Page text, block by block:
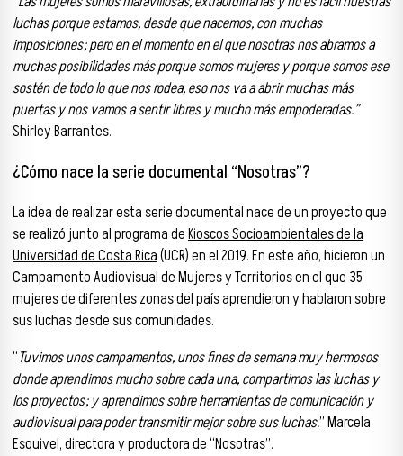
luchas porque estamos, desde que nacemos, con muchas
imposiciones; pero en el momento en el que nosotras nos abramos a
muchas posibilidades más porque somos mujeres y porque somos ese
sostén de todo lo que nos rodea, eso nos va a abrir muchas más
puertas y nos vamos a sentir libres y mucho más empoderadas.”
Shirley Barrantes.
¿Cómo nace la serie documental “Nosotras”?
La idea de realizar esta serie documental nace de un proyecto que
se realizó junto al programa deKioscos Socioambientales de la
Universidad de Costa Rica(UCR) en el 2019. En este año, hicieron un
Campamento Audiovisual de Mujeres y Territorios en el que 35
mujeres de diferentes zonas del país aprendieron y hablaron sobre
sus luchas desde sus comunidades.
“Tuvimos unos campamentos, unos fines de semana muy hermosos
donde aprendimos mucho sobre cada una, compartimos las luchas y
los proyectos; y aprendimos sobre herramientas de comunicación y
audiovisual para poder transmitir mejor sobre sus luchas.” Marcela
Esquivel, directora y productora de “Nosotras”.